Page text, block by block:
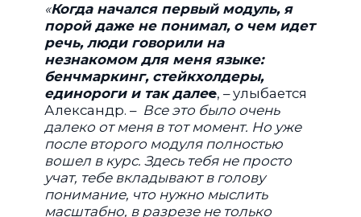
«Когда начался первый модуль, я
порой даже не понимал, о чем идет
речь, люди говорили на
незнакомом для меня языке:
бенчмаркинг, стейкхолдеры,
единороги и так далее, – улыбается
Александр. – Все это было очень
далеко от меня в тот момент. Но уже
после второго модуля полностью
вошел в курс. Здесь тебя не просто
учат, тебе вкладывают в голову
понимание, что нужно мыслить
масштабно, в разрезе не только